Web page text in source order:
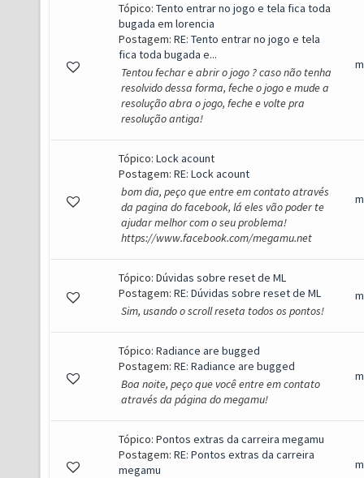
Tópico: Tento entrar no jogo e tela fica toda
bugada em lorencia
Postagem: RE: Tento entrar no jogo e tela
fica toda bugada e...
Tentou fechar e abrir o jogo ? caso não tenha
resolvido dessa forma, feche o jogo e mude a
resolução abra o jogo, feche e volte pra
resolução antiga!
Tópico: Lock acount
Postagem: RE: Lock acount
bom dia, peço que entre em contato através
da pagina do facebook, lá eles vão poder te
ajudar melhor com o seu problema!
https://www.facebook.com/megamu.net
Tópico: Dúvidas sobre reset de ML
Postagem: RE: Dúvidas sobre reset de ML
Sim, usando o scroll reseta todos os pontos!
Tópico: Radiance are bugged
Postagem: RE: Radiance are bugged
Boa noite, peço que você entre em contato
através da página do megamu!
Tópico: Pontos extras da carreira megamu
Postagem: RE: Pontos extras da carreira
megamu